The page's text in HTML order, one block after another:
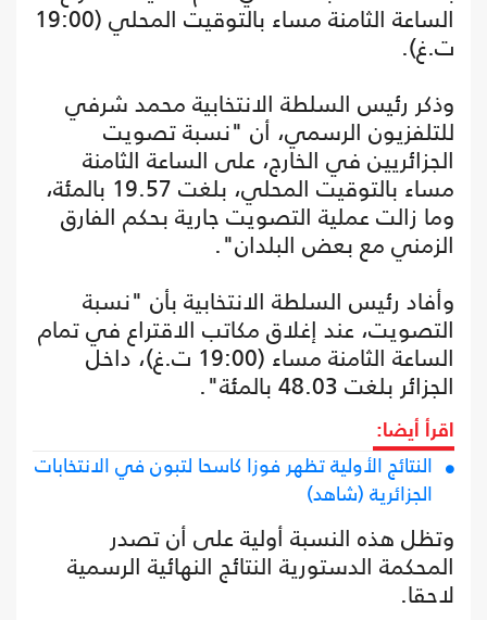
الساعة الثامنة مساء بالتوقيت المحلي (19:00
ت.غ).
وذكر رئيس السلطة الانتخابية محمد شرفي
للتلفزيون الرسمي، أن "نسبة تصويت
الجزائريين في الخارج، على الساعة الثامنة
مساء بالتوقيت المحلي، بلغت 19.57 بالمئة،
وما زالت عملية التصويت جارية بحكم الفارق
الزمني مع بعض البلدان".
وأفاد رئيس السلطة الانتخابية بأن "نسبة
التصويت، عند إغلاق مكاتب الاقتراع في تمام
الساعة الثامنة مساء (19:00 ت.غ)، داخل
الجزائر بلغت 48.03 بالمئة".
اقرأ أيضا:
النتائج الأولية تظهر فوزا كاسحا لتبون في الانتخابات
الجزائرية (شاهد)
وتظل هذه النسبة أولية على أن تصدر
المحكمة الدستورية النتائج النهائية الرسمية
لاحقا.